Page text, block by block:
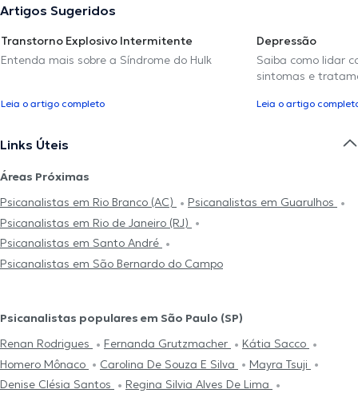
Artigos Sugeridos
Transtorno Explosivo Intermitente
Entenda mais sobre a Síndrome do Hulk
Leia o artigo completo
Depressão
Saiba como lidar
sintomas e
Leia o artigo
Links Úteis
Áreas Próximas
Psicanalistas em Rio Branco (AC)
Psicanalistas em Guarulhos
Psicanalistas em Rio de Janeiro (RJ)
Psicanalistas em Santo André
Psicanalistas em São Bernardo do Campo
Psicanalistas populares em São Paulo (SP)
Renan Rodrigues
Fernanda Grutzmacher
Kátia Sacco
Homero Mônaco
Carolina De Souza E Silva
Mayra Tsuji
Denise Clésia Santos
Regina Silvia Alves De Lima